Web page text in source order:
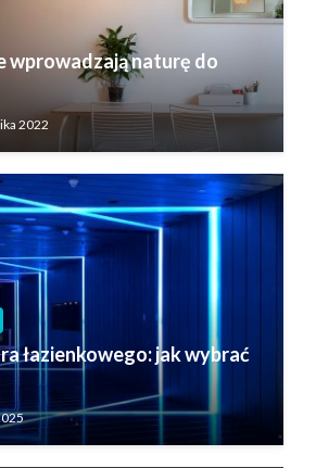
wprowadzają naturę do
2022
łazienkowego: jak wybrać